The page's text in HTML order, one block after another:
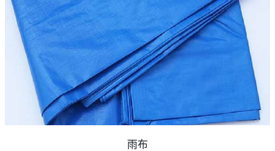
雨布